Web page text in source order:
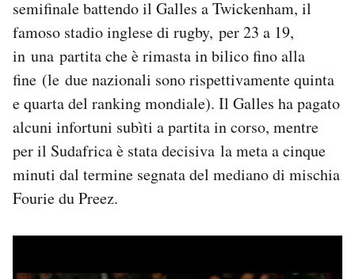
semifinale battendo il Galles a Twickenham, il
famoso stadio inglese di rugby, per 23 a 19,
in una partita che è rimasta in bilico fino alla
fine (le due nazionali sono rispettivamente quinta
e quarta del ranking mondiale). Il Galles ha pagato
alcuni infortuni subìti a partita in corso, mentre
per il Sudafrica è stata decisiva la meta a cinque
minuti dal termine segnata del mediano di mischia
Fourie du Preez.